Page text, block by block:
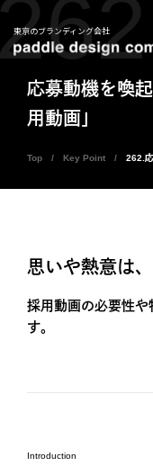
東京のブランディング会社
応募動機を喚
用動画」
Top Key Point 262.
思いや熱意は
採用動画の必要性や
す。
Introduction